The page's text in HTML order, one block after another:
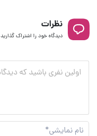
نظرات
دیدگاه خود را اشتراک گذارید